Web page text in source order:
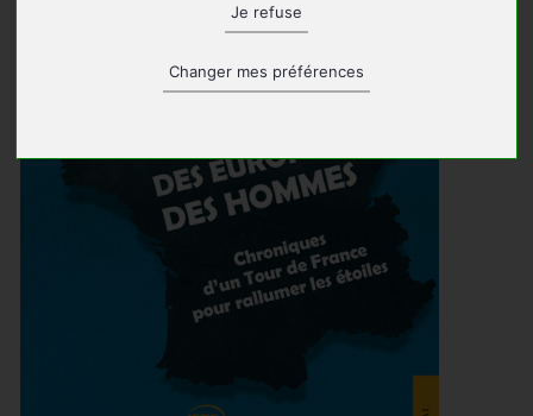
Je refuse
Changer mes préférences